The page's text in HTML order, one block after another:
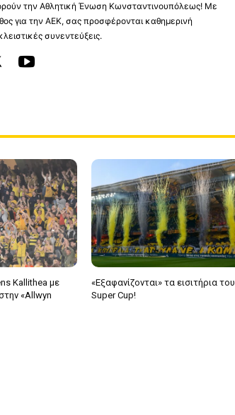
την Αθλητική Ένωση Κωνσταντινουπόλεως! Με
για την ΑΕΚ, σας προσφέρονται καθημερινή
συνεντεύξεις.
Kallithea με
«Allwyn
«Εξαφανίζονται» τα εισιτήρια του
Super Cup!